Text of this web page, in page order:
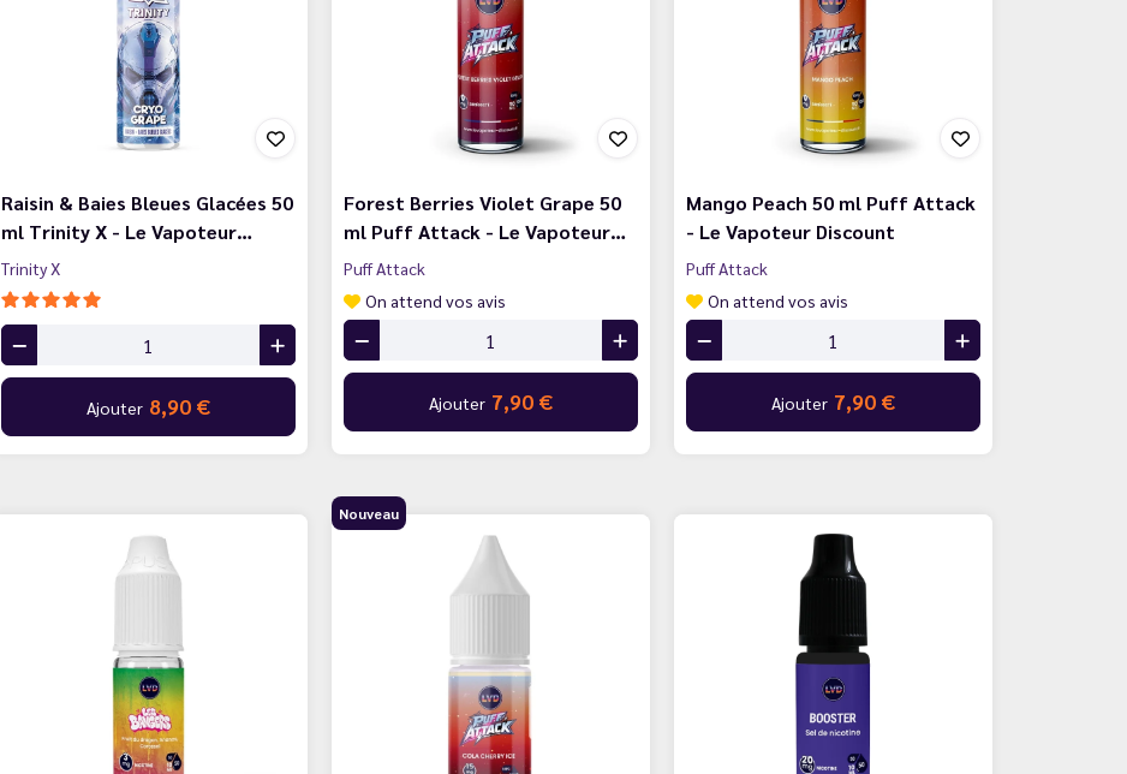
Raisin & Baies Bleues Glacées 50
ml Trinity X - Le Vapoteur…
Trinity X
Ajouter 8,90 €
Forest Berries Violet Grape 50
ml Puff Attack - Le Vapoteur…
Puff Attack
On attend vos avis
Ajouter 7,90 €
Mango Peach 50 ml Puff Attack
- Le Vapoteur Discount
Puff Attack
On attend vos avis
Ajouter 7,90 €
Nouveau